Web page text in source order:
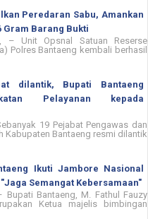
Peredaran Sabu, Amankan
Gram Barang Bukti
– Unit Opsnal Satuan Reserse
Polres Bantaeng kembali berhasil
dilantik, Bupati Bantaeng
Pelayanan kepada
19 Pejabat Pengawas dan
Kabupaten Bantaeng resmi dilantik
Ikuti Jambore Nasional
Semangat Kebersamaan"
Bupati Bantaeng, M. Fathul Fauzy
Ketua majelis bimbingan